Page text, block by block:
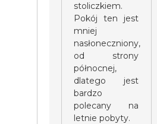
stoliczkiem.
Pokój ten jest
mniej
nasłoneczniony,
od strony
północnej,
dlatego jest
bardzo
polecany na
letnie pobyty.